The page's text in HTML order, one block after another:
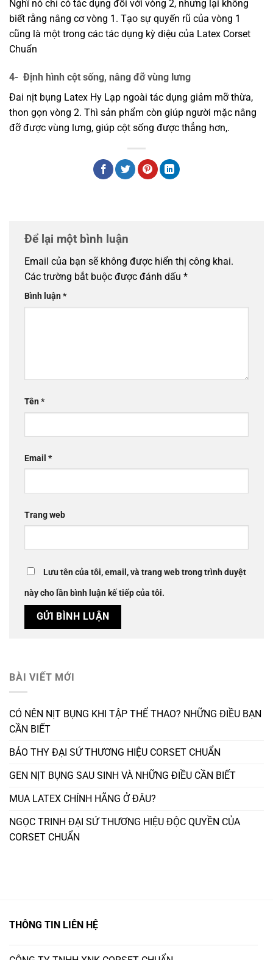
Nghĩ nó chỉ có tác dụng đối với vòng 2, nhưng lại không
biết rằng nâng cơ vòng 1. Tạo sự quyến rũ của vòng 1
cũng là một trong các tác dụng kỳ diệu của Latex Corset
Chuẩn
4- Định hình cột sống, nâng đỡ vùng lưng
Đai nịt bụng Latex Hy Lạp ngoài tác dụng giảm mỡ thừa,
thon gọn vòng 2. Thì sản phẩm còn giúp người mặc nâng
đỡ được vùng lưng, giúp cột sống được thẳng hơn,.
Để lại một bình luận
Email của bạn sẽ không được hiển thị công khai.
Các trường bắt buộc được đánh dấu *
Bình luận*
Tên*
Email *
Trang web
Lưu tên của tôi, email, và trang web trong trình duyệt
này cho lần bình luận kế tiếp của tôi.
BÀI VIẾT MỚI
CÓ NÊN NỊT BỤNG KHI TẬP THỂ THAO? NHỮNG ĐIỀU BẠN
CẦN BIẾT
BẢO THY ĐẠI SỨ THƯƠNG HIỆU CORSET CHUẨN
GEN NỊT BỤNG SAU SINH VÀ NHỮNG ĐIỀU CẦN BIẾT
MUA LATEX CHÍNH HÃNG Ở ĐÂU?
NGỌC TRINH ĐẠI SỨ THƯƠNG HIỆU ĐỘC QUYỀN CỦA
CORSET CHUẨN
THÔNG TIN LIÊN HỆ